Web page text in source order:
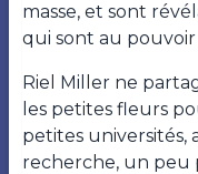
masse, et sont
qui sont au
Riel Miller ne
les petites fleurs
petites universités,
recherche, un peu